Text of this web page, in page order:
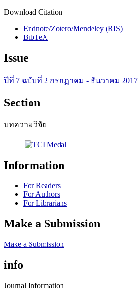
Download Citation
Endnote/Zotero/Mendeley (RIS)
BibTeX
Issue
ปีที่ 7 ฉบับที่ 2 กรกฏาคม - ธันวาคม 2017
Section
บทความวิจัย
Information
For Readers
For Authors
For Librarians
Make a Submission
Make a Submission
info
Journal Information